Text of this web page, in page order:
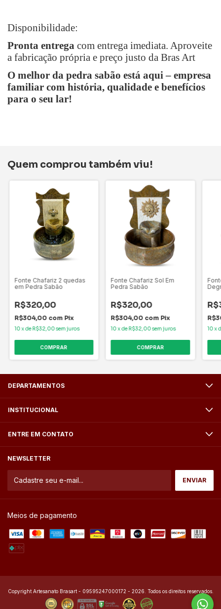
Disponibilidade:
Pronta entrega com entrega imediata. Aproveite
a fabricação própria e preço justo da Bras Art
O melhor da pedra sabão está aqui– empresa
familiar com história, qualidade e benefícios
para o seu lar!
Quem comprou também viu!
Fonte Chafariz 2 quedas
em Pedra Sabão
R$320,00
R$304,00 com Pix
10xdeR$32,00sem juros
COMPRAR
Fonte Chafariz Sol Em
Pedra Sabão
R$320,00
R$304,00 com Pix
10xdeR$32,00sem juros
COMPRAR
10x
DEPARTAMENTOS
INSTITUCIONAL
ENTRE EM CONTATO
NEWSLETTER
Meios de pagamento
Copyright Artesanato Brasart - 09595247000172 - 2026. Todos os direitos reservados.